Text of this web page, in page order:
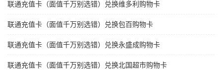
联通充值卡（面值千万别选错）兑换维多利购物卡
联通充值卡（面值千万别选错）兑换包百购物卡
联通充值卡（面值千万别选错）兑换永盛成购物卡
联通充值卡（面值千万别选错）兑换北国超市购物卡